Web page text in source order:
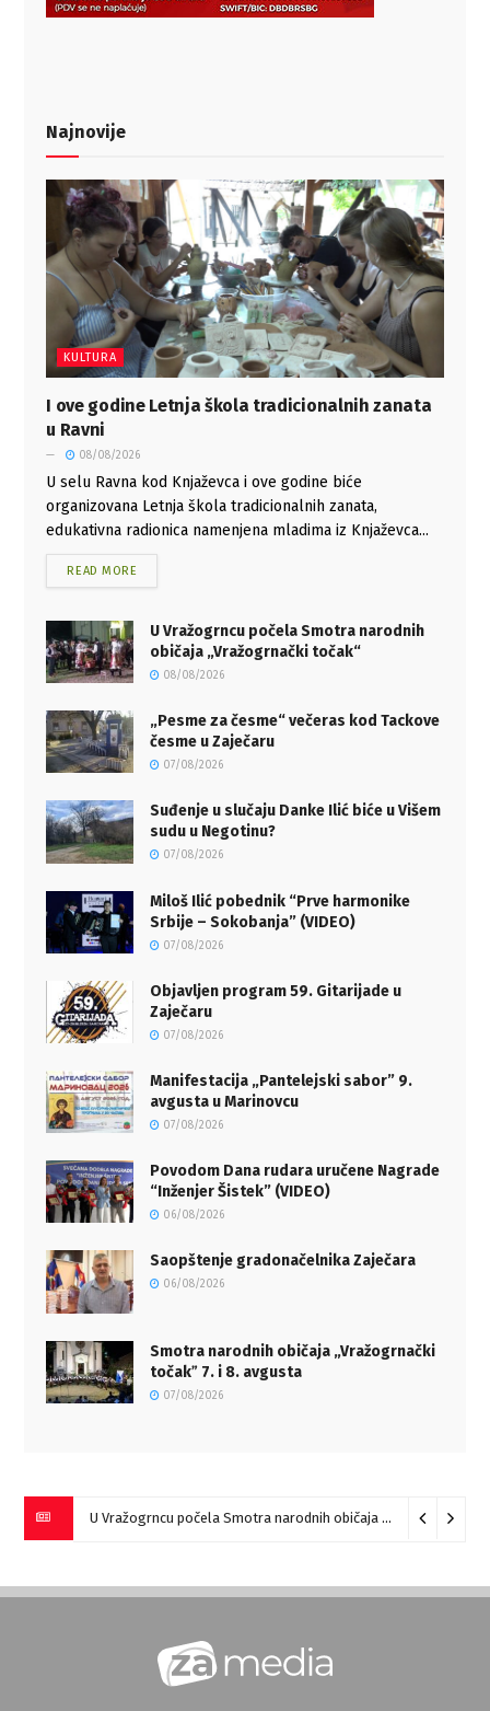
Najnovije
KULTURA
I ove godine Letnja škola tradicionalnih zanata
u Ravni
08/08/2026
U selu Ravna kod Knjaževca i ove godine biće
organizovana Letnja škola tradicionalnih zanata,
edukativna radionica namenjena mladima iz Knjaževca...
READ MORE
U Vražogrncu počela Smotra narodnih
običaja „Vražogrnački točak“
08/08/2026
„Pesme za česme“ večeras kod Tackove
česme u Zaječaru
07/08/2026
Suđenje u slučaju Danke Ilić biće u Višem
sudu u Negotinu?
07/08/2026
Miloš Ilić pobednik “Prve harmonike
Srbije – Sokobanja” (VIDEO)
07/08/2026
Objavljen program 59. Gitarijade u
Zaječaru
07/08/2026
Manifestacija „Pantelejski sabor” 9.
avgusta u Marinovcu
07/08/2026
Povodom Dana rudara uručene Nagrade
“Inženjer Šistek” (VIDEO)
06/08/2026
Saopštenje gradonačelnika Zaječara
06/08/2026
Smotra narodnih običaja „Vražogrnački
točakˮ 7. i 8. avgusta
07/08/2026
U Vražogrncu počela Smotra narodnih običaja „Vražogrnački točak“